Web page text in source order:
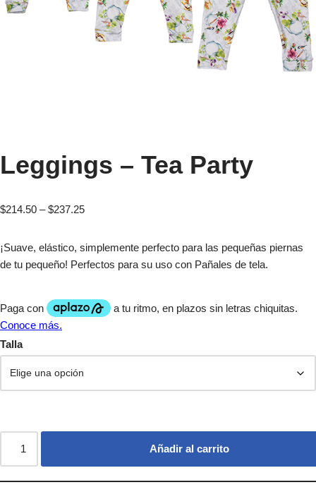
Leggings – Tea Party
$214.50 – $237.25
¡Suave, elástico, simplemente perfecto para las pequeñas piernas
de tu pequeño! Perfectos para su uso con Pañales de tela.
Talla
Añadir al carrito